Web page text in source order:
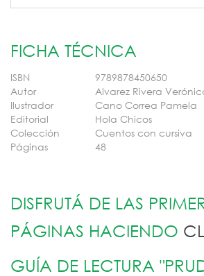
FICHA TÉCNICA
ISBN
9789878450650
Autor
Alvarez Rivera
Ilustrador
Cano Correa Pamela
Editorial
Hola Chicos
Colección
Cuentos con cursiva
Páginas
48
DISFRUTÁ DE LAS
PÁGINAS HACIENDO
GUÍA DE LECTURA